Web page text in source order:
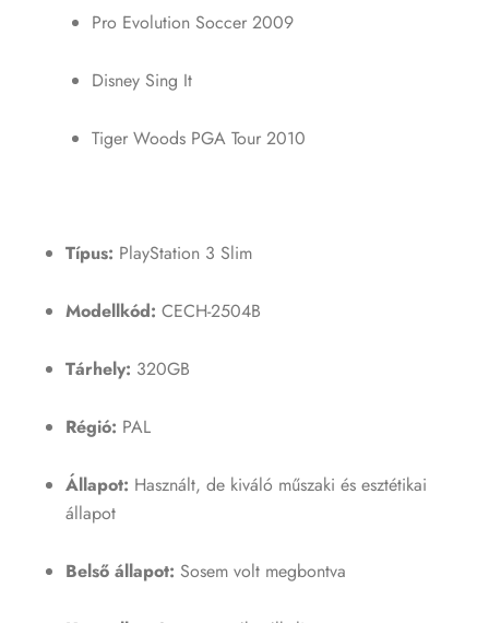
Pro Evolution Soccer 2009
Disney Sing It
Tiger Woods PGA Tour 2010
Típus: PlayStation 3 Slim
Modellkód: CECH-2504B
Tárhely: 320GB
Régió: PAL
Állapot: Használt, de kiváló műszaki és esztétikai
állapot
Belső állapot: Sosem volt megbontva